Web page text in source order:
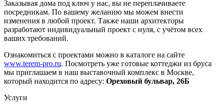
Заказывая дома под ключ у нас, вы не переплачиваете
посредникам. По вашему желанию мы можем внести
изменения в любой проект. Также наши архитекторы
разработают индивидуальный проект с нуля, с учётом всех
ваших требований.
Ознакомиться с проектами можно в каталоге на сайте
www.terem-pro.ru. Посмотреть уже готовые коттеджи из бруса
мы приглашаем в наш выставочный комплекс в Москве,
который находится по адресу: Ореховый бульвар, 26Б
Услуги